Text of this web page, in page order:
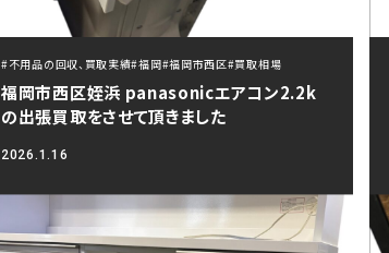
#不用品の回収、買取実績#福岡#福岡市西区#買取相場
福岡市西区姪浜 panasonicエアコン2.2k
の出張買取をさせて頂きました
2026.1.16